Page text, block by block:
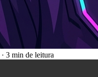
· 3 min de leitura